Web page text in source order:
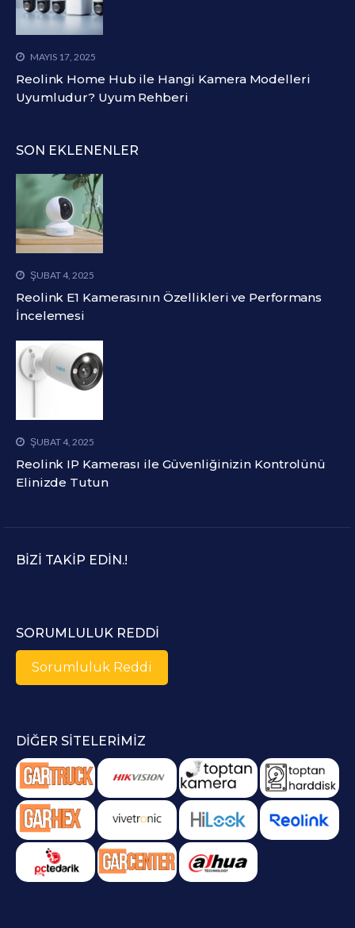
MAYIS 17, 2025
Reolink Home Hub ile Hangi Kamera Modelleri
Uyumludur? Uyum Rehberi
SON EKLENENLER
ŞUBAT 4, 2025
Reolink E1 Kamerasının Özellikleri ve Performans
İncelemesi
ŞUBAT 4, 2025
Reolink IP Kamerası ile Güvenliğinizin Kontrolünü
Elinizde Tutun
BIZI TAKIP EDIN.!
SORUMLULUK REDDI
Sorumluluk Reddi
DIĞER SITELERIMIZ